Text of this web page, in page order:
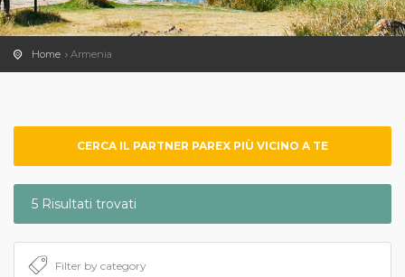
Home Armenia
CERCA IL PARTNER PAREX PIÙ VICINO A TE
5 Risultati trovati